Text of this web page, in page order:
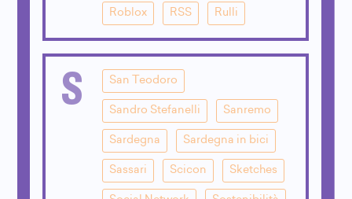
Roblox RSS Rulli
S San Teodoro
Sandro Stefanelli Sanremo
Sardegna Sardegna in bici
Sassari Scicon Sketches